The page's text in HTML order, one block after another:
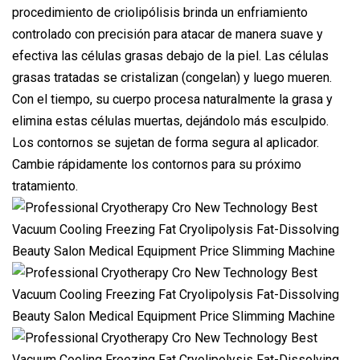
procedimiento de criolipólisis brinda un enfriamiento
controlado con precisión para atacar de manera suave y
efectiva las células grasas debajo de la piel. Las células
grasas tratadas se cristalizan (congelan) y luego mueren.
Con el tiempo, su cuerpo procesa naturalmente la grasa y
elimina estas células muertas, dejándolo más esculpido.
Los contornos se sujetan de forma segura al aplicador.
Cambie rápidamente los contornos para su próximo
tratamiento.